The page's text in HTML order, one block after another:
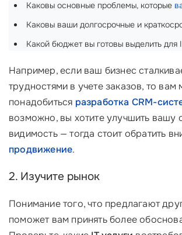
Каковы основные проблемы, которые
Каковы ваши долгосрочные и
Какой бюджет вы готовы выделить для
Например, если ваш бизнес
трудностями в учете заказов, то вам
понадобиться разработка CRM-
возможно, вы хотите улучшить вашу
видимость — тогда стоит обратить
продвижение.
2. Изучите рынок
Понимание того, что предлагают
поможет вам принять более